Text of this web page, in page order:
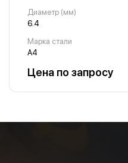
Диаметр (мм)
6.4
Марка стали
А4
Цена по запросу